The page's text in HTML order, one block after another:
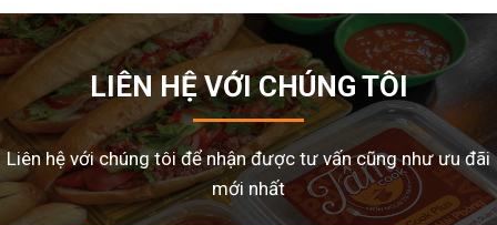
LIÊN HỆ VỚI CHÚNG TÔI
Liên hệ với chúng tôi để nhận được tư vấn cũng như ưu đãi
mới nhất